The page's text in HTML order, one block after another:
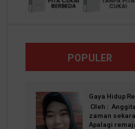
POPULER
Gaya Hidup
Oleh :
zaman
Apalagi